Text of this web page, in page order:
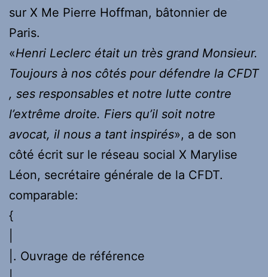
sur X Me Pierre Hoffman, bâtonnier de
Paris.
«Henri Leclerc était un très grand Monsieur.
Toujours à nos côtés pour défendre la CFDT
, ses responsables et notre lutte contre
l’extrême droite. Fiers qu’il soit notre
avocat, il nous a tant inspirés», a de son
côté écrit sur le réseau social X Marylise
Léon, secrétaire générale de la CFDT.
comparable:
{
|. Ouvrage de référence